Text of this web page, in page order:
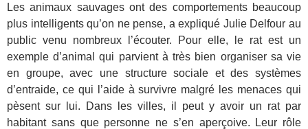
Les animaux sauvages ont des comportements beaucoup
plus intelligents qu’on ne pense, a expliqué Julie Delfour au
public venu nombreux l’écouter. Pour elle, le rat est un
exemple d’animal qui parvient à très bien organiser sa vie
en groupe, avec une structure sociale et des systèmes
d’entraide, ce qui l’aide à survivre malgré les menaces qui
pèsent sur lui. Dans les villes, il peut y avoir un rat par
habitant sans que personne ne s’en aperçoive. Leur rôle